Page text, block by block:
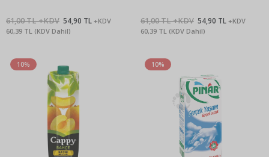
61,00 TL +KDV 54,90 TL +KDV
60,39 TL (KDV Dahil)
61,00 TL +KDV 54,90 TL +KDV
60,39 TL (KDV Dahil)
10% 10%